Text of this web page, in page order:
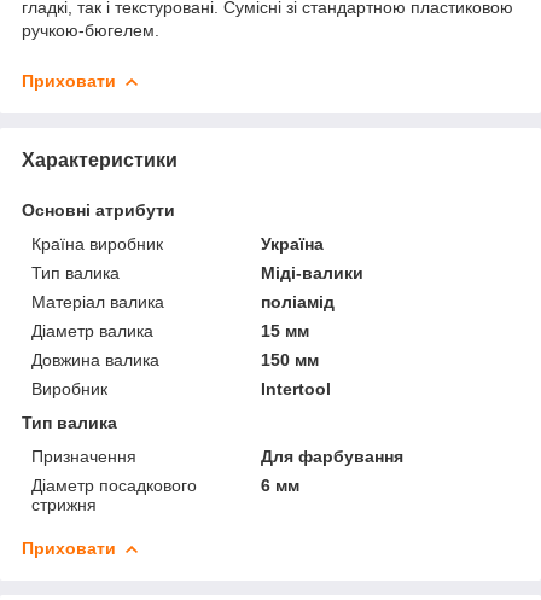
гладкі, так і текстуровані. Сумісні зі стандартною пластиковою
ручкою-бюгелем.
Приховати
Характеристики
Основні атрибути
Країна виробник
Україна
Тип валика
Міді-валики
Матеріал валика
поліамід
Діаметр валика
15 мм
Довжина валика
150 мм
Виробник
Intertool
Тип валика
Призначення
Для фарбування
Діаметр посадкового
стрижня
6 мм
Приховати